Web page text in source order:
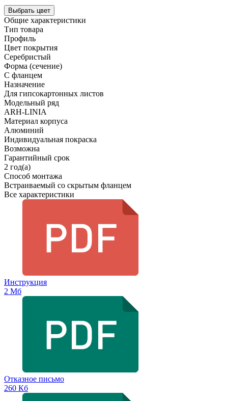
Выбрать цвет
Общие характеристики
Тип товара
Профиль
Цвет покрытия
Серебристый
Форма (сечение)
С фланцем
Назначение
Для гипсокартонных листов
Модельный ряд
ARH-LINIA
Материал корпуса
Алюминий
Индивидуальная покраска
Возможна
Гарантийный срок
2 год(а)
Способ монтажа
Встраиваемый со скрытым фланцем
Все характеристики
Инструкция
2 Мб
Отказное письмо
260 Кб